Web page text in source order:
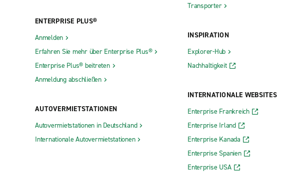
ENTERPRISE PLUS®
Anmelden
Erfahren Sie mehr über Enterprise Plus®
Enterprise Plus® beitreten
Anmeldung abschließen
AUTOVERMIETSTATIONEN
Autovermietstationen in Deutschland
Internationale Autovermietstationen
Transporter
INSPIRATION
Explorer-Hub
Nachhaltigkeit
INTERNATIONALE WEBSITES
Enterprise Frankreich
Enterprise Irland
Enterprise Kanada
Enterprise Spanien
Enterprise USA